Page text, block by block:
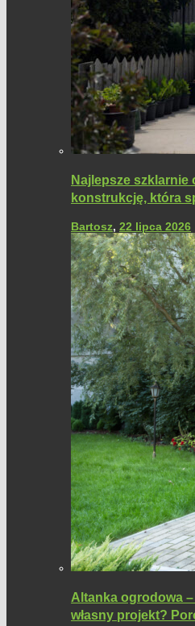
Najlepsze
konstrukcję, która
Bartosz, 22 lipca 2026
Altanka ogrodowa
własny projekt?